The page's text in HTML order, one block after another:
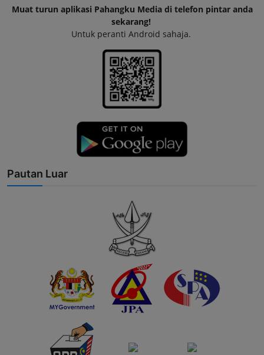
Muat turun aplikasi Pahangku Media di telefon pintar anda
sekarang!
Untuk peranti Android sahaja.
Pautan Luar